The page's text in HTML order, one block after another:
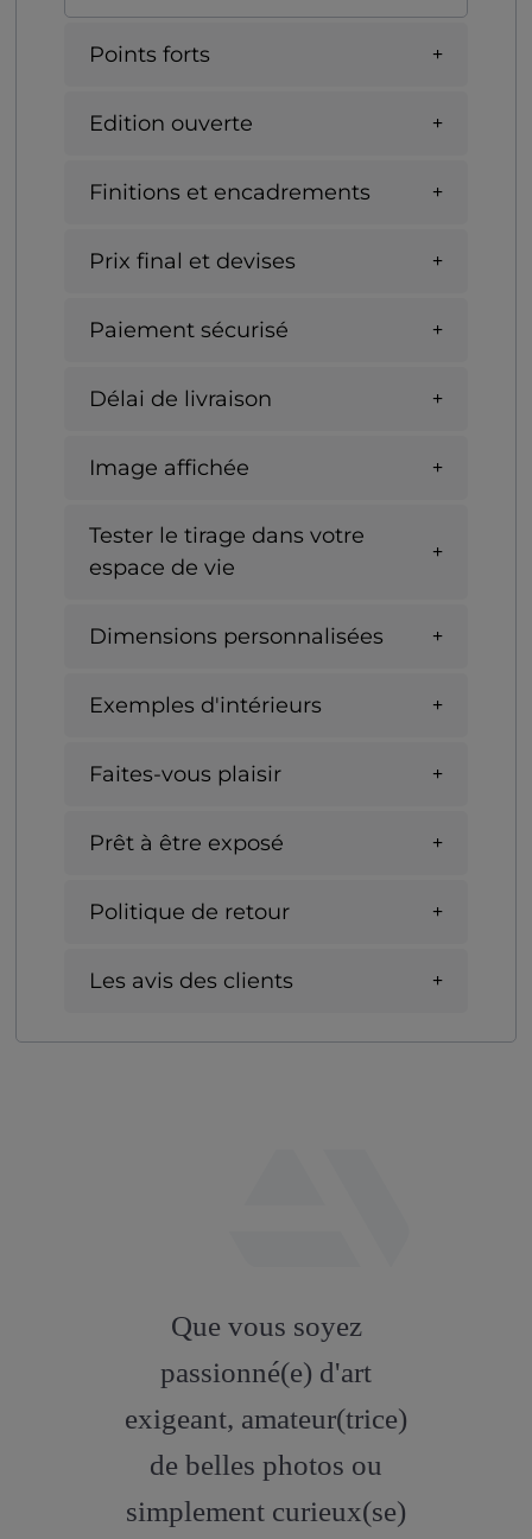
Points forts
Edition ouverte
Finitions et encadrements
Prix final et devises
Paiement sécurisé
Délai de livraison
Image affichée
Tester le tirage dans votre
espace de vie
Dimensions personnalisées
Exemples d'intérieurs
Faites-vous plaisir
Prêt à être exposé
Politique de retour
Les avis des clients
artstation
Que vous soyez
passionné(e) d'art
exigeant, amateur(trice)
de belles photos ou
simplement curieux(se)